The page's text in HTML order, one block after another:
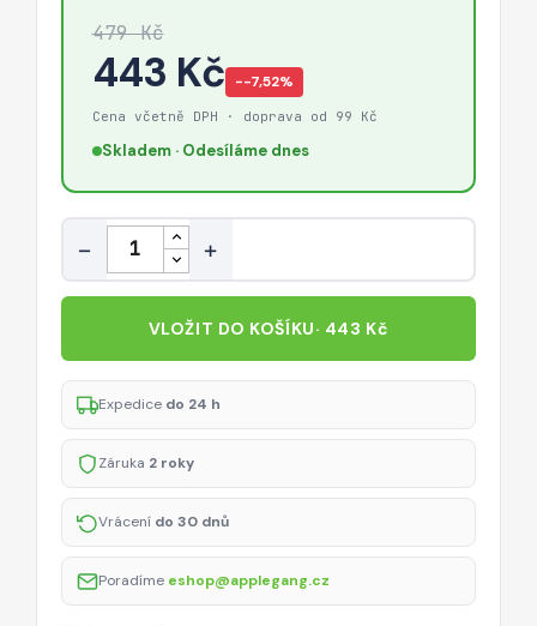
479 Kč
443 Kč −-7,52%
Cena včetně DPH · doprava od 99 Kč
Skladem · Odesíláme dnes
Množství
− +
VLOŽIT DO KOŠÍKU· 443 Kč
Expedice do 24 h
Záruka 2 roky
Vrácení do 30 dnů
Poradíme eshop@applegang.cz